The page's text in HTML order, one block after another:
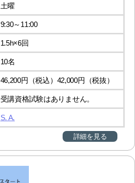
土曜
9:30～11:00
1.5h×6回
10名
46,200円（税込）42,000円（税抜）
受講資格試験はありません。
S. A.
詳細を見る